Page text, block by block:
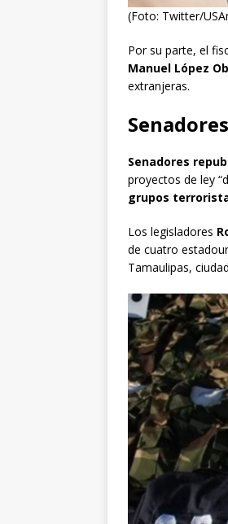
(Foto: Twitter/
Por su parte, el
Manuel López
extranjeras.
Senadores
proyectos de ley
grupos
Los legisladores
de cuatro
Tamaulipas,